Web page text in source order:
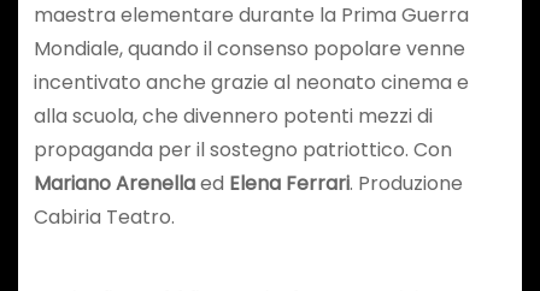
maestra elementare durante la Prima Guerra
Mondiale, quando il consenso popolare venne
incentivato anche grazie al neonato cinema e
alla scuola, che divennero potenti mezzi di
propaganda per il sostegno patriottico. Con
Mariano Arenellaed Elena Ferrari. Produzione
Cabiria Teatro.